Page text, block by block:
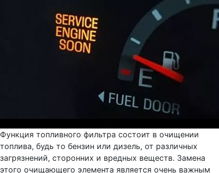
Функция топливного фильтра состоит в очищении
топлива, будь то бензин или дизель, от различных
загрязнений, сторонних и вредных веществ. Замена
этого очищающего элемента является очень важным